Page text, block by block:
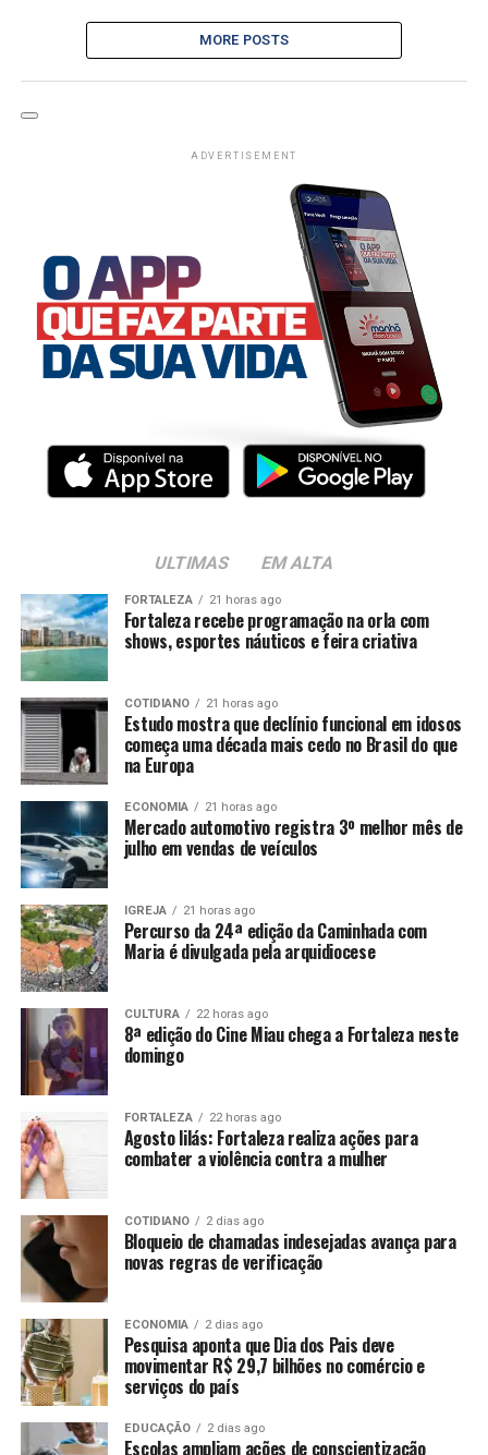
MORE POSTS
ADVERTISEMENT
ULTIMAS EM ALTA
FORTALEZA 21 horas ago
Fortaleza recebe programação na orla com
shows, esportes náuticos e feira criativa
COTIDIANO 21 horas ago
Estudo mostra que declínio funcional em idosos
começa uma década mais cedo no Brasil do que
na Europa
ECONOMIA 21 horas ago
Mercado automotivo registra 3º melhor mês de
julho em vendas de veículos
IGREJA 21 horas ago
Percurso da 24ª edição da Caminhada com
Maria é divulgada pela arquidiocese
CULTURA 22 horas ago
8ª edição do Cine Miau chega a Fortaleza neste
domingo
FORTALEZA 22 horas ago
Agosto lilás: Fortaleza realiza ações para
combater a violência contra a mulher
COTIDIANO 2 dias ago
Bloqueio de chamadas indesejadas avança para
novas regras de verificação
ECONOMIA 2 dias ago
Pesquisa aponta que Dia dos Pais deve
movimentar R$ 29,7 bilhões no comércio e
serviços do país
EDUCAÇÃO 2 dias ago
Escolas ampliam ações de conscientização